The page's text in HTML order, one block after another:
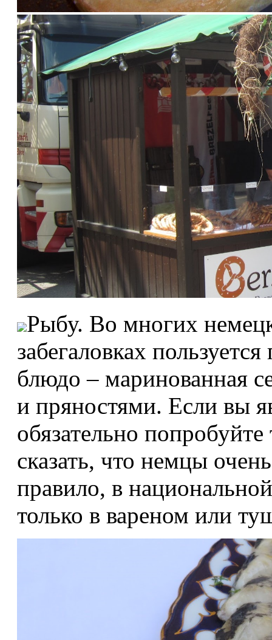
Рыбу. Во многих
забегаловках
блюдо – маринованная
и пряностями. Если вы
обязательно
сказать, что немцы
правило, в
только в вареном или